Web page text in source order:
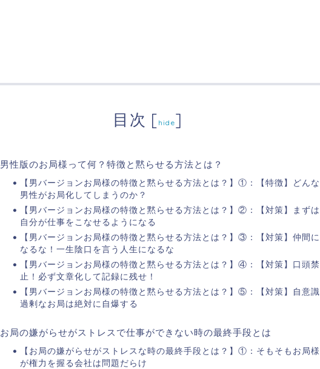
目次 [ hide]
男性版のお局様って何？特徴と黙らせる方法とは？
【男バージョンお局様の特徴と黙らせる方法とは？】①：【特徴】どんな
男性がお局化してしまうのか？
【男バージョンお局様の特徴と黙らせる方法とは？】②：【対策】まずは
自分が仕事をこなせるようになる
【男バージョンお局様の特徴と黙らせる方法とは？】③：【対策】仲間に
なるな！一生陰口を言う人生になるな
【男バージョンお局様の特徴と黙らせる方法とは？】④：【対策】口頭禁
止！必ず文章化して記録に残せ！
【男バージョンお局様の特徴と黙らせる方法とは？】⑤：【対策】自意識
過剰なお局は絶対に自爆する
お局の嫌がらせがストレスで仕事ができない時の最終手段とは
【お局の嫌がらせがストレスな時の最終手段とは？】①：そもそもお局様
が権力を握る会社は問題だらけ